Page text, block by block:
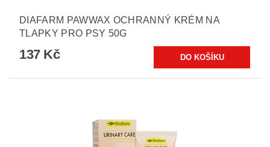
DIAFARM PAWWAX OCHRANNÝ KRÉM NA
TLAPKY PRO PSY 50G
137 Kč